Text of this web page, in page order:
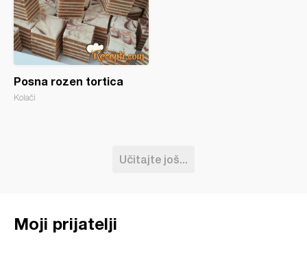
Posna rozen tortica
Kolači
Učitajte još...
Moji prijatelji